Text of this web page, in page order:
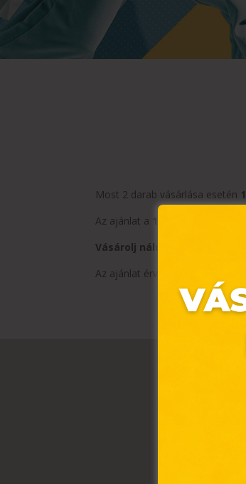
Most 2 darab vásárlása esetén
Az ajánlat a
Vásárolj nálunk, nézz be a
Az ajánlat érvényessége: